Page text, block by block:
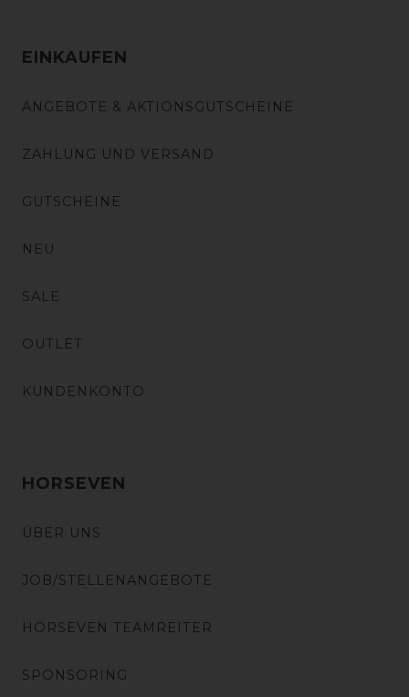
EINKAUFEN
ANGEBOTE & AKTIONSGUTSCHEINE
ZAHLUNG UND VERSAND
GUTSCHEINE
NEU
SALE
OUTLET
KUNDENKONTO
HORSEVEN
ÜBER UNS
JOB/STELLENANGEBOTE
HORSEVEN TEAMREITER
SPONSORING